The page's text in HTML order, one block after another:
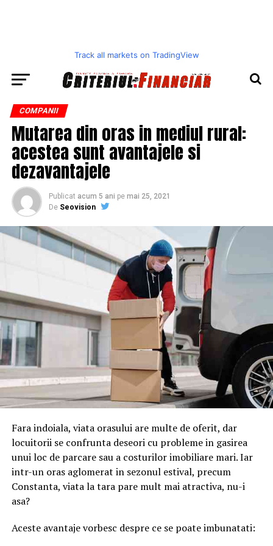
Track all markets on TradingView
COMPANII
Mutarea din oras in mediul rural:
acestea sunt avantajele si
dezavantajele
Publicat acum 5 ani pe mai 25, 2021
De Seovision
Fara indoiala, viata orasului are multe de oferit, dar
locuitorii se confrunta deseori cu probleme in gasirea
unui loc de parcare sau a costurilor imobiliare mari. Iar
intr-un oras aglomerat in sezonul estival, precum
Constanta, viata la tara pare mult mai atractiva, nu-i
asa?
Aceste avantaje vorbesc despre ce se poate imbunatati: